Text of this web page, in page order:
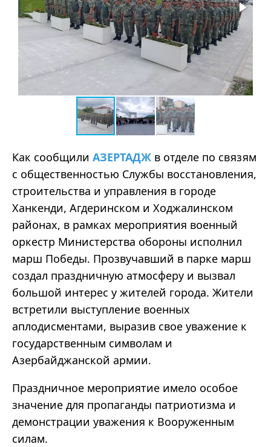
Как сообщили АЗЕРТАДЖ в отделе по связям
с общественностью Службы восстановления,
строительства и управления в городе
Ханкенди, Агдеринском и Ходжалинском
районах, в рамках мероприятия военный
оркестр Министерства обороны исполнил
марш Победы. Прозвучавший в парке марш
создал праздничную атмосферу и вызвал
большой интерес у жителей города. Жители
встретили выступление военных
аплодисментами, выразив свое уважение к
государственным символам и
Азербайджанской армии.
Праздничное мероприятие имело особое
значение для пропаганды патриотизма и
демонстрации уважения к Вооруженным
силам.